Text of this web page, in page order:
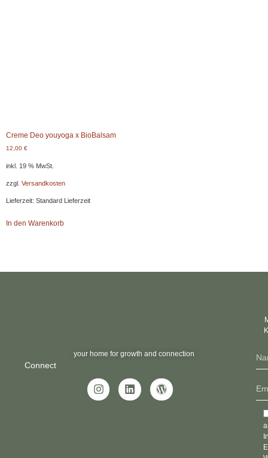
Creme Deo youyoga x BioBalsam
12,00 €
inkl. 19 % MwSt.
zzgl. Versandkosten
Lieferzeit: Standard Lieferzeit
In den Warenkorb
your home for growth and connection
Connect